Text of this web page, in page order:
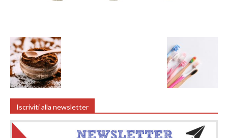
Iscriviti alla newsletter